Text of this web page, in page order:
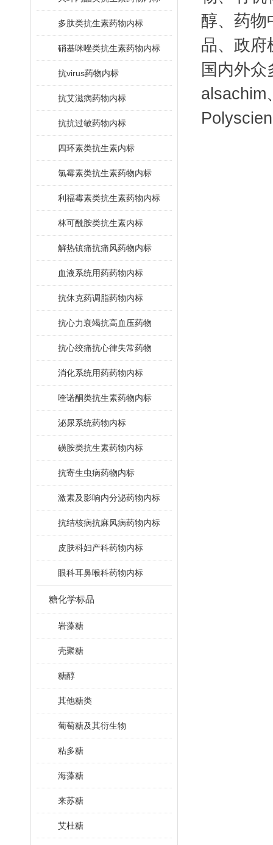
多肽类抗生素药物内标
硝基咪唑类抗生素药物内标
抗virus药物内标
抗艾滋病药物内标
抗抗过敏药物内标
四环素类抗生素内标
氯霉素类抗生素药物内标
利福霉素类抗生素药物内标
林可酰胺类抗生素内标
解热镇痛抗痛风药物内标
血液系统用药药物内标
抗休克药调脂药物内标
抗心力衰竭抗高血压药物
抗心绞痛抗心律失常药物
消化系统用药药物内标
喹诺酮类抗生素药物内标
泌尿系统药物内标
磺胺类抗生素药物内标
抗寄生虫病药物内标
激素及影响内分泌药物内标
抗结核病抗麻风病药物内标
皮肤科妇产科药物内标
眼科耳鼻喉科药物内标
糖化学标品
岩藻糖
壳聚糖
糖醇
其他糖类
葡萄糖及其衍生物
粘多糖
海藻糖
来苏糖
艾杜糖
醇、药物
品、政府
国内外
alsachim